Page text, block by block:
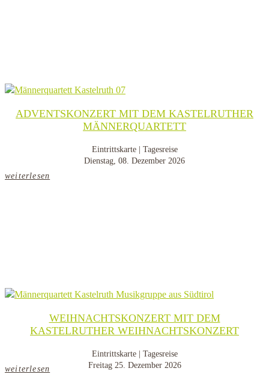
ADVENTSKONZERT MIT DEM KASTELRUTHER
MÄNNERQUARTETT
Eintrittskarte | Tagesreise
Dienstag, 08. Dezember 2026
weiterlesen
WEIHNACHTSKONZERT MIT DEM
KASTELRUTHER WEIHNACHTSKONZERT
Eintrittskarte | Tagesreise
Freitag 25. Dezember 2026
weiterlesen